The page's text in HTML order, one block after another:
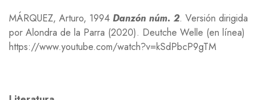
MÁRQUEZ, Arturo, 1994 Danzón núm. 2. Versión dirigida
por Alondra de la Parra (2020). Deutche Welle (en línea)
https://www.youtube.com/watch?v=kSdPbcP9gTM